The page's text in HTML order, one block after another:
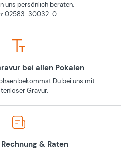
uns persönlich beraten.
02583-30032-0
bei allen Pokalen
bekommst Du bei uns mit
Gravur.
& Raten